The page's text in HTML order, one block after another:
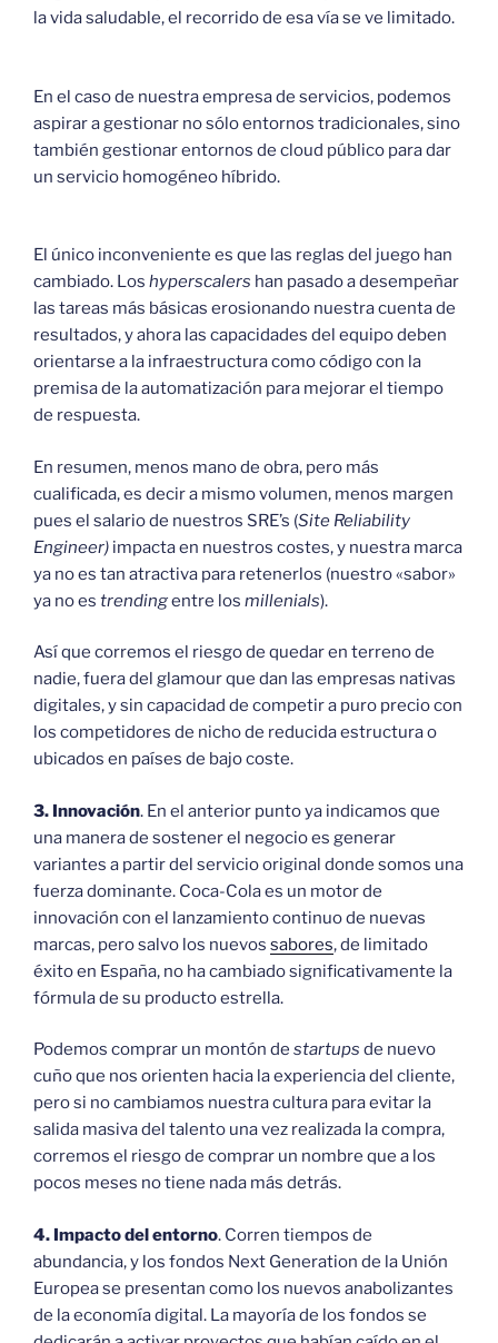
la vida saludable, el recorrido de esa vía se ve limitado.
En el caso de nuestra empresa de servicios, podemos
aspirar a gestionar no sólo entornos tradicionales, sino
también gestionar entornos de cloud público para dar
un servicio homogéneo híbrido.
El único inconveniente es que las reglas del juego han
cambiado. Los hyperscalers han pasado a desempeñar
las tareas más básicas erosionando nuestra cuenta de
resultados, y ahora las capacidades del equipo deben
orientarse a la infraestructura como código con la
premisa de la automatización para mejorar el tiempo
de respuesta.
En resumen, menos mano de obra, pero más
cualificada, es decir a mismo volumen, menos margen
pues el salario de nuestros SRE’s (Site Reliability
Engineer) impacta en nuestros costes, y nuestra marca
ya no es tan atractiva para retenerlos (nuestro «sabor»
ya no es trendingentre los millenials).
Así que corremos el riesgo de quedar en terreno de
nadie, fuera del glamour que dan las empresas nativas
digitales, y sin capacidad de competir a puro precio con
los competidores de nicho de reducida estructura o
ubicados en países de bajo coste.
3. Innovación. En el anterior punto ya indicamos que
una manera de sostener el negocio es generar
variantes a partir del servicio original donde somos una
fuerza dominante. Coca-Cola es un motor de
innovación con el lanzamiento continuo de nuevas
marcas, pero salvo los nuevos sabores, de limitado
éxito en España, no ha cambiado significativamente la
fórmula de su producto estrella.
Podemos comprar un montón de startups de nuevo
cuño que nos orienten hacia la experiencia del cliente,
pero si no cambiamos nuestra cultura para evitar la
salida masiva del talento una vez realizada la compra,
corremos el riesgo de comprar un nombre que a los
pocos meses no tiene nada más detrás.
4. Impacto del entorno. Corren tiempos de
abundancia, y los fondos Next Generation de la Unión
Europea se presentan como los nuevos anabolizantes
de la economía digital. La mayoría de los fondos se